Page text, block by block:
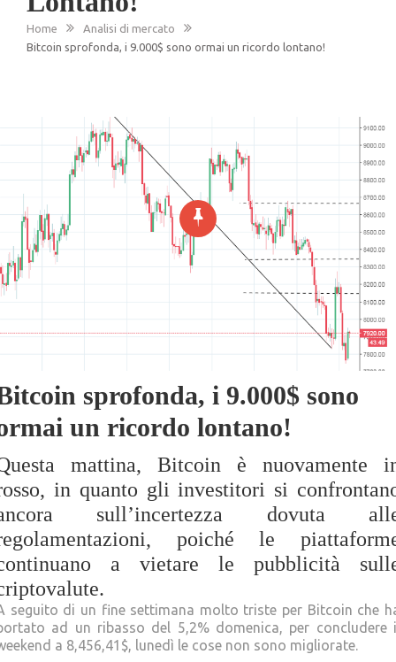
Home
Analisi di mercato
Bitcoin sprofonda, i 9.000$ sono ormai un ricordo lontano!
sprofonda, i 9.000$ sono
un ricordo lontano!
mattina, Bitcoin è nuovamente
in quanto gli investitori si
sull’incertezza dovuta
poiché le
a vietare le pubblicità
seguito di un fine settimana molto triste per Bitcoin che
ad un ribasso del 5,2% domenica, per concludere
a 8,456,41$, lunedì le cose non sono migliorate.